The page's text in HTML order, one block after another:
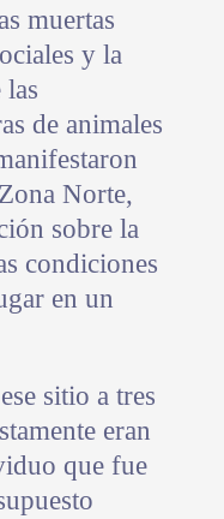
muertas
y la
las
de animales
Norte,
sobre la
condiciones
en un
sitio a tres
eran
que fue